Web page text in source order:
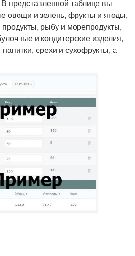
представленной таблице вы
овощи и зелень, фрукты и ягоды,
рыбу и морепродукты,
и кондитерские изделия,
орехи и сухофрукты, а